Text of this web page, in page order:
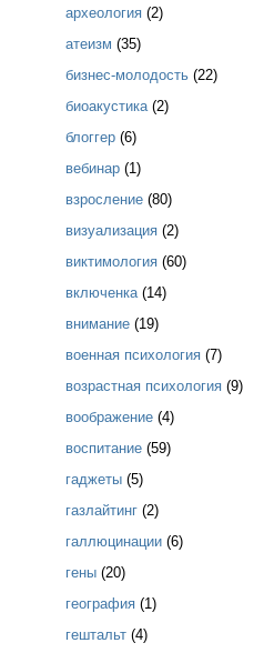
археология (2)
атеизм (35)
бизнес-молодость (22)
биоакустика (2)
блоггер (6)
вебинар (1)
взросление (80)
визуализация (2)
виктимология (60)
включенка (14)
внимание (19)
военная психология (7)
возрастная психология (9)
воображение (4)
воспитание (59)
гаджеты (5)
газлайтинг (2)
галлюцинации (6)
гены (20)
география (1)
гештальт (4)